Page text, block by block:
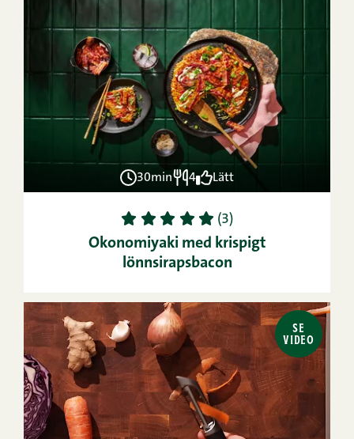
30min 4 Lätt
1 2 3 4 5 (3)
Okonomiyaki med krispigt
lönnsirapsbacon
SE
VIDEO